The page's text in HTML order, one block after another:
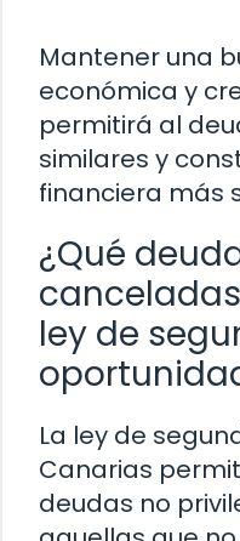
Mantener una
económica y
permitirá al
similares y
financiera más
¿Qué
ley de
La ley de
Canarias
deudas no